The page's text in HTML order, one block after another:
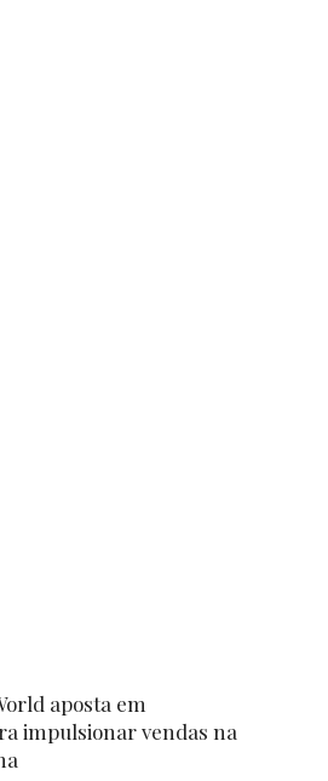
aposta em
impulsionar vendas na